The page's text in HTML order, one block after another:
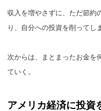
収入を増やさずに、ただ節約
り、自分への投資を削ってし
次からは、まとまったお金を
ていく。
アメリカ経済に投資